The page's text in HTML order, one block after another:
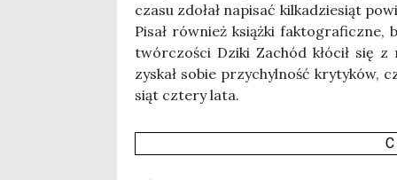
cza­su zdo­łał napi­sać kil­ka­dzie­siąt
Pisał rów­nież książ­ki fak­to­gra­ficz­ne,
twór­czo­ści Dzi­ki Zachód kłó­cił się
zyskał sobie przy­chyl­ność kry­ty­ków,
siąt czte­ry lata.